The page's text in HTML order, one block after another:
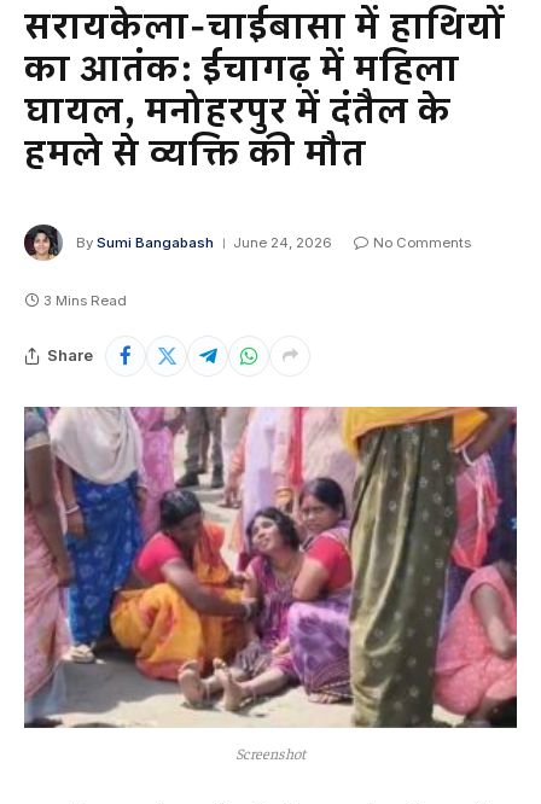
सरायकेला-चाईबासा में हाथियों
का आतंक: ईचागढ़ में महिला
घायल, मनोहरपुर में दंतैल के
हमले से व्यक्ति की मौत
By Sumi Bangabash June 24, 2026 No Comments
3 Mins Read
Share
Screenshot